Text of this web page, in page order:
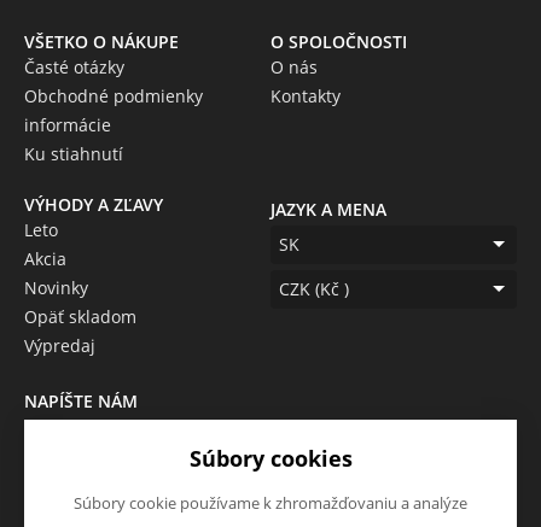
VŠETKO O NÁKUPE
Časté otázky
Obchodné podmienky
informácie
Ku stiahnutí
O SPOLOČNOSTI
O nás
Kontakty
VÝHODY A ZĽAVY
Leto
Akcia
Novinky
Opäť skladom
Výpredaj
JAZYK A MENA
SK
CZK (Kč )
NAPÍŠTE NÁM
našich produktoch alebo e-
shope? Neváhajte napísať.
Súbory cookies
Súbory cookie používame k zhromažďovaniu a analýze